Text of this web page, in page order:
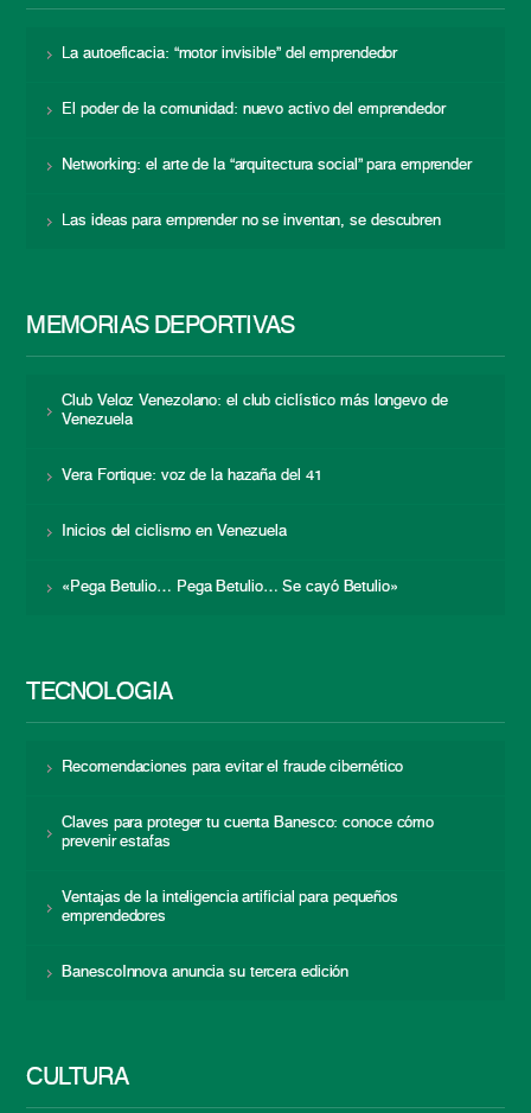
La autoeficacia: “motor invisible” del emprendedor
El poder de la comunidad: nuevo activo del emprendedor
Networking: el arte de la “arquitectura social” para emprender
Las ideas para emprender no se inventan, se descubren
MEMORIAS DEPORTIVAS
Club Veloz Venezolano: el club ciclístico más longevo de
Venezuela
Vera Fortique: voz de la hazaña del 41
Inicios del ciclismo en Venezuela
«Pega Betulio… Pega Betulio… Se cayó Betulio»
TECNOLOGÍA
Recomendaciones para evitar el fraude cibernético
Claves para proteger tu cuenta Banesco: conoce cómo
prevenir estafas
Ventajas de la inteligencia artificial para pequeños
emprendedores
BanescoInnova anuncia su tercera edición
CULTURA